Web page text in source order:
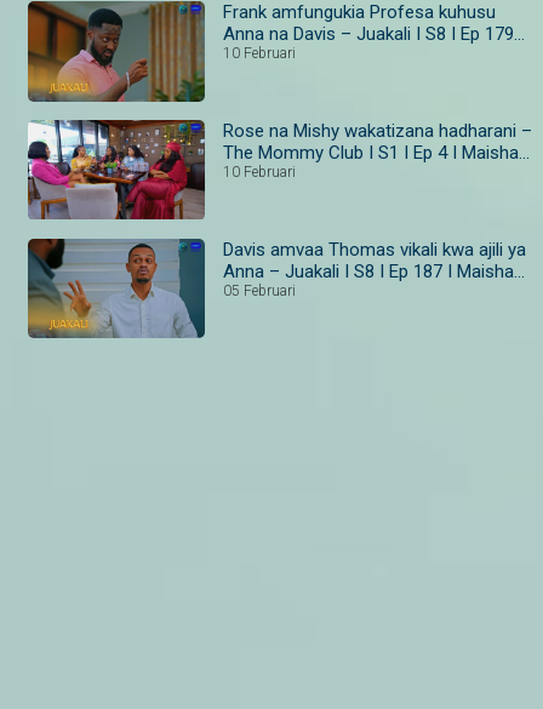
Frank amfungukia Profesa kuhusu
Anna na Davis – Juakali I S8 I Ep 179–
181 I Maisha Magic Bongo
10 Februari
Rose na Mishy wakatizana hadharani –
The Mommy Club I S1 I Ep 4 I Maisha
Magic
10 Februari
Davis amvaa Thomas vikali kwa ajili ya
Anna – Juakali I S8 I Ep 187 I Maisha
Magic Bongo
05 Februari